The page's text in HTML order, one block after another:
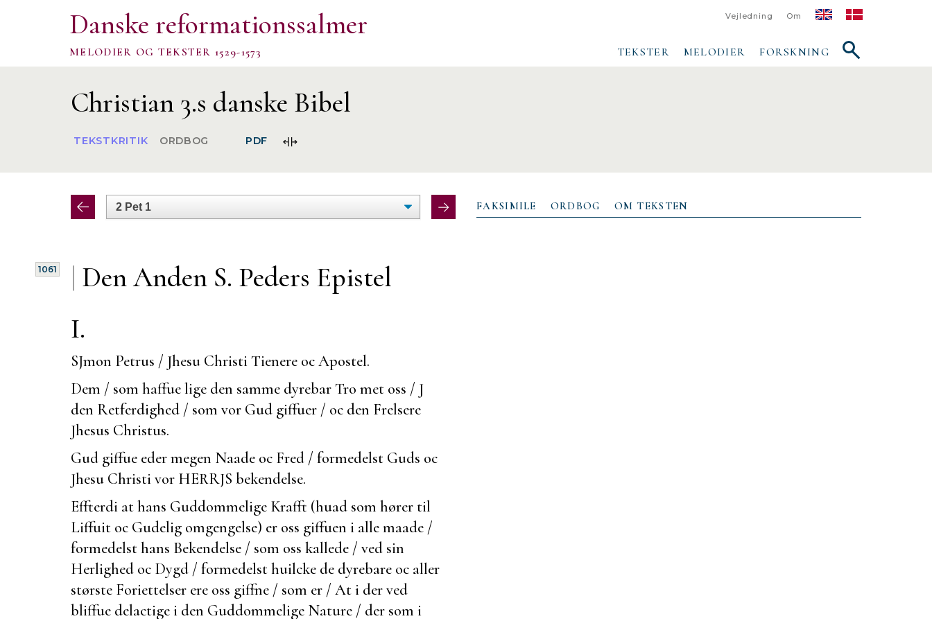
Danske reformationssalmer
MELODIER OG TEKSTER 1529-1573
Vejledning Om
TEKSTER MELODIER FORSKNING
Vis/skjul
søgefelt
Christian 3.s danske Bibel
TEKSTKRITIK ORDBOG PDF
FORØG/FORMINDSK
|
1061 Den Anden S. Peders Epistel
I.
SJmon Petrus / Jhesu Christi Tienere oc Apostel.
Dem / som haffue lige den samme dyrebar Tro met oss / J
den Retferdighed / som vor Gud giffuer / oc den Frelsere
Jhesus Christus.
Gud giffue eder megen Naade oc Fred / formedelst Guds oc
Jhesu Christi vor HERRJS bekendelse.
Effterdi at hans Guddommelige Krafft (huad som hører til
Liffuit oc Gudelig omgengelse) er oss giffuen i alle maade /
formedelst hans Bekendelse / som oss kallede / ved sin
Herlighed oc Dygd / formedelst huilcke de dyrebare oc aller
største Foriettelser ere oss giffne / som er / At i der ved
bliffue delactige i den Guddommelige Nature / der som i
FAKSIMILE ORDBOG OM TEKSTEN